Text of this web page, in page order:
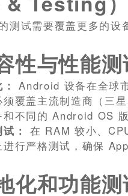
测试需要覆盖更多的设
性与性能测
Android 设备在全球
覆盖主流制造商（三
不同的 Android OS 版
：
在 RAM 较小、
行严格测试，确保
化和功能测